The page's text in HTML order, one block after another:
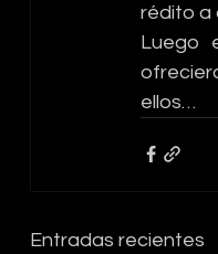
rédito a
Luego
ellos…
Entradas recientes